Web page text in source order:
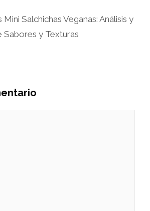
Salchichas Veganas: Análisis y
Sabores y Texturas